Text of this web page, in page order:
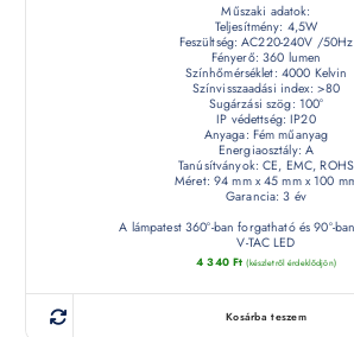
Műszaki adatok:
Teljesítmény: 4,5W
Feszültség: AC220-240V /50Hz
Fényerő: 360 lumen
Színhőmérséklet: 4000 Kelvin
Színvisszaadási index: >80
Sugárzási szög: 100°
IP védettség: IP20
Anyaga: Fém műanyag
Energiaosztály: A
Tanúsítványok: CE, EMC, ROHS
Méret: 94 mm x 45 mm x 100
Garancia: 3 év
A lámpatest 360°-ban forgatható és 90°-
V-TAC LED
4 340 Ft (készletről érdeklődjön)
Kosárba teszem